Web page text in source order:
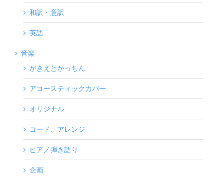
和訳・意訳
英語
音楽
がきえとかっちん
アコースティックカバー
オリジナル
コード、アレンジ
ピアノ弾き語り
企画